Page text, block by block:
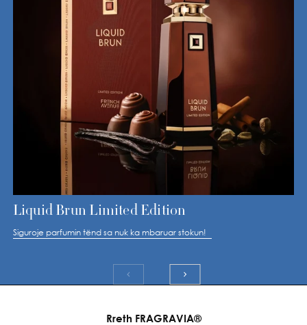
Liquid Brun Limited Edition
Siguroje parfumin tënd sa nuk ka mbaruar stokun!
Rreth FRAGRAVIA®